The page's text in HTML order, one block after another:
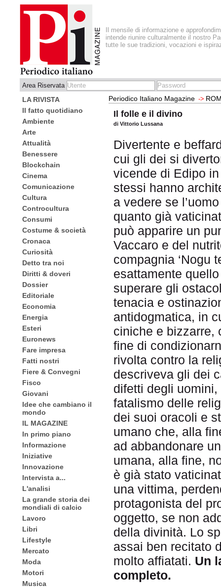
Il mensile di informazione e
intende riunire culturalmente il nostro
tutte le sue tradizioni, vocazioni e
Area Riservata
LA RIVISTA
Il fatto quotidiano
Ambiente
Arte
Attualità
Benessere
Blockchain
Cinema
Comunicazione
Cultura
Controcultura
Consumi
Costume & società
Cronaca
Curiosità
Detto tra noi
Diritti & doveri
Dossier
Editoriale
Economia
Energia
Esteri
Euronews
Fare impresa
Fatti nostri
Fiere & Convegni
Fisco
Giovani
Idee che cambiano il
mondo
IL MAGAZINE
In primo piano
Informazione
Iniziative
Innovazione
Intervista a...
L'analisi
La grande storia dei
mondiali di calcio
Lavoro
Libri
Lifestyle
Mercato
Moda
Motori
Musica
Periodico Italiano Magazine ->
Il folle e il divino
di Vittorio Lussana
Divertente e
cui gli dei si
vicende di Edipo
stessi hanno
a vedere se
quanto già
può apparire un
Vaccaro e del
compagnia ‘Nogu
esattamente
superare gli
tenacia e
antidogmatica, in
ciniche e bizzarre,
fine di
rivolta contro la
descriveva gli dei
difetti degli
fatalismo delle
dei suoi oracoli e
umano che, alla
ad abbandonare
umana, alla fine,
è già stato
una vittima,
protagonista del
oggetto, se non
della divinità. Lo
assai ben recitato
molto affiatati. Un
completo.